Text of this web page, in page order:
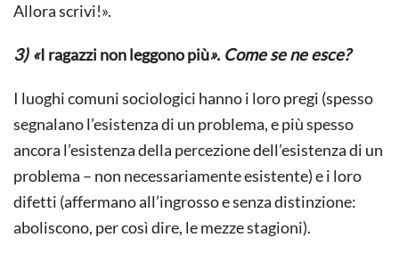
Allora scrivi!».
3) «I ragazzi non leggono più». Come se ne esce?
I luoghi comuni sociologici hanno i loro pregi (spesso
segnalano l’esistenza di un problema, e più spesso
ancora l’esistenza della percezione dell’esistenza di un
problema – non necessariamente esistente) e i loro
difetti (affermano all’ingrosso e senza distinzione:
aboliscono, per così dire, le mezze stagioni).